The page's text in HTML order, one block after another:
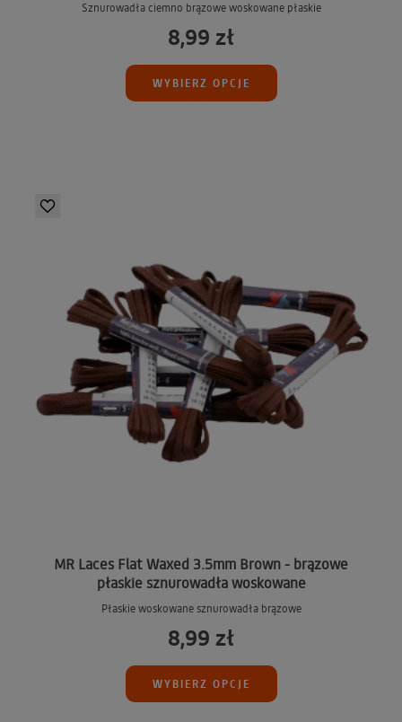
Sznurowadła ciemno brązowe woskowane płaskie
8,99 zł
WYBIERZ OPCJE
MR Laces Flat Waxed 3.5mm Brown - brązowe
płaskie sznurowadła woskowane
Płaskie woskowane sznurowadła brązowe
8,99 zł
WYBIERZ OPCJE